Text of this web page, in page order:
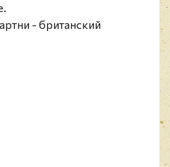
- британский
и продюсер.
"Грэмми", рыцарь-
Британской империи.
из лучших бас-
Rolling Stone.